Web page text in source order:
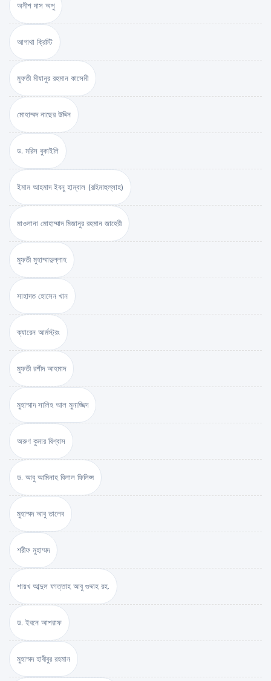
অনীশ দাস অপু
আগাথা ক্রিস্টি
মুফতী মীযানুর রহমান কাসেমী
মোহাম্মদ নাছের উদ্দিন
ড. মরিস বুকাইলি
ইমাম আহমাদ ইবনু হাম্বাল (রহিমাহুল্লাহ)
মাওলানা মোহাম্মাদ মিজানুর রহমান জাহেরী
মুফতী মুহাম্মাদুল্লাহ
সাহাদত হোসেন খান
ক্যারেন আর্মস্ট্রং
মুফতী রশীদ আহমাদ
মুহাম্মাদ সালিহ আল মুনাজ্জিদ
অরুণ কুমার বিশ্বাস
ড. আবু আমিনাহ বিলাল ফিলিপ্স
মুহাম্মদ আবু তালেব
শরীফ মুহাম্মদ
শায়খ আব্দুল ফাত্তাহ আবু গুদ্দাহ রহ.
ড. ইবনে আশরাফ
মুহাম্মদ হাবীবুর রহমান